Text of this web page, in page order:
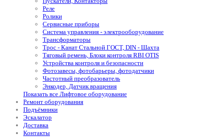
Реле
Ролики
Сервисные приборы
Система управления - электрооборудование
Трансформаторы
Трос - Канат Стальной ГОСТ, DIN - Шахта
Тяговый ремень, Блоки контроля RBI OTIS
Устройства контроля и безопасности
Фотозавесы, фотобарьеры, фотодатчики
Частотный преобразователь
Энкодер, Датчик вращения
Показать все Лифтовое оборудование
Ремонт оборудования
Подъёмники
Эскалатор
Доставка
Контакты